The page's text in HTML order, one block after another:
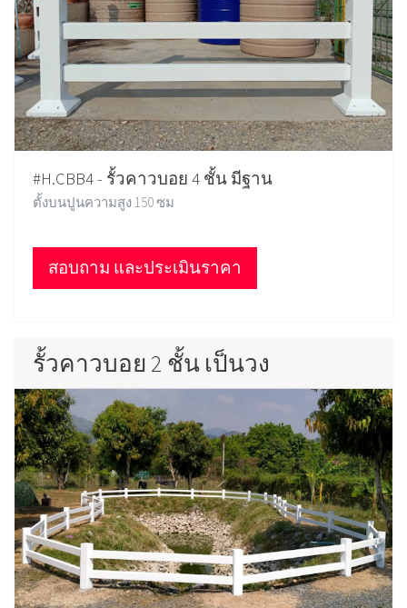
#H.CBB4 - รั้วคาวบอย 4 ชั้น มีฐาน
ตั้งบนปูนความสูง 150 ซม
สอบถาม และประเมินราคา
รั้วคาวบอย 2 ชั้น เป็นวง